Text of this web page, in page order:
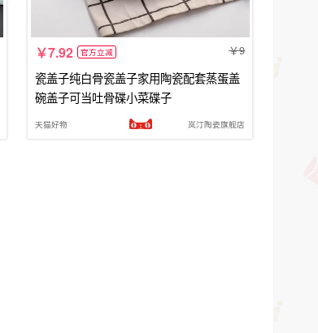
7.92 官方立减 9
瓷盖子纯白骨瓷盖子家用陶瓷配套蒸蛋盖
碗盖子可当吐骨碟小菜碟子
天猫好物 岚汀陶瓷旗舰店